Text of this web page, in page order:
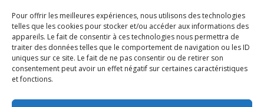
Pour offrir les meilleures expériences, nous utilisons des technologies
telles que les cookies pour stocker et/ou accéder aux informations des
appareils. Le fait de consentir à ces technologies nous permettra de
traiter des données telles que le comportement de navigation ou les ID
uniques sur ce site. Le fait de ne pas consentir ou de retirer son
consentement peut avoir un effet négatif sur certaines caractéristiques
et fonctions.
Bruno Solo et Issa
Doumbia rejoignent
Scènes de ménages